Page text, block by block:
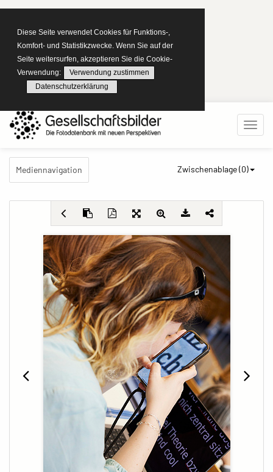
Diese Seite verwendet Cookies für Funktions-,
Komfort- und Statistikzwecke. Wenn Sie auf der
Seite weitersurfen, akzeptieren Sie die Cookie-
Verwendung:
Verwendung zustimmen
Datenschutzerklärung
Mediennavigation Zwischenablage (0)